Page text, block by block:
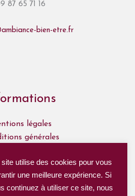
87 65 71 16
bien-etre.fr
légales
générales
de confidentialité
Compte
commandes
utilise des cookies pour vous
une meilleure expérience. Si
continuez à utiliser ce site, nous